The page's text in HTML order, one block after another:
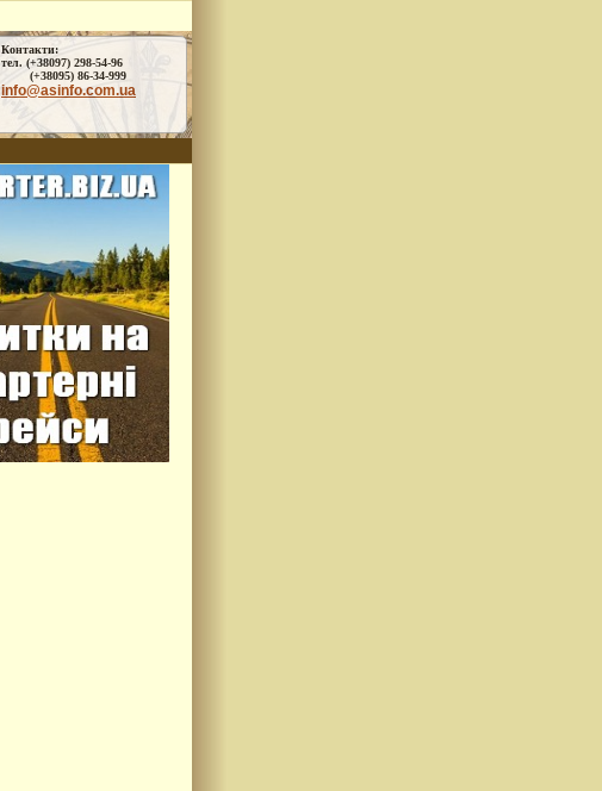
Контакти:
тел. (+38097) 298-54-96
(+38095) 86-34-999
info@asinfo.com.ua